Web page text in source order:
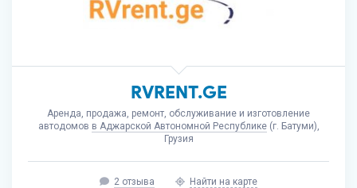
RVRENT.GE
Аренда, продажа, ремонт, обслуживание и изготовление
автодомов в Аджарской Автономной Республике(г. Батуми),
Грузия
2 отзыва Найти на карте